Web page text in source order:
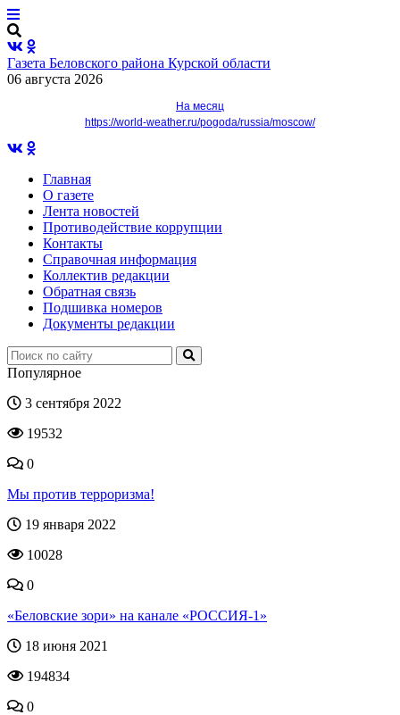
Газета Беловского района Курской области
06 августа 2026
На месяц
https://world-weather.ru/pogoda/russia/moscow/
Главная
О газете
Лента новостей
Противодействие коррупции
Контакты
Справочная информация
Коллектив редакции
Обратная связь
Подшивка номеров
Документы редакции
Популярное
3 сентября 2022
19532
0
Мы против терроризма!
19 января 2022
10028
0
«Беловские зори» на канале «РОССИЯ-1»
18 июня 2021
194834
0